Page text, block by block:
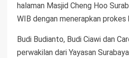
halaman Masjid Cheng Hoo
WIB dengan menerapkan
Budi Budianto, Budi Ciawi dan
perwakilan dari Yayasan